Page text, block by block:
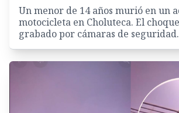
Un menor de 14 años murió en un
motocicleta en Choluteca. El
grabado por cámaras de seguridad.